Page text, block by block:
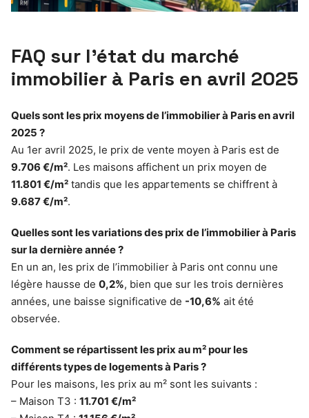
FAQ sur l’état du marché
immobilier à Paris en avril 2025
Quels sont les prix moyens de l’immobilier à Paris en avril
2025 ?
Au 1er avril 2025, le prix de vente moyen à Paris est de
9.706 €/m². Les maisons affichent un prix moyen de
11.801 €/m² tandis que les appartements se chiffrent à
9.687 €/m².
Quelles sont les variations des prix de l’immobilier à Paris
sur la dernière année ?
En un an, les prix de l’immobilier à Paris ont connu une
légère hausse de 0,2%, bien que sur les trois dernières
années, une baisse significative de -10,6% ait été
observée.
Comment se répartissent les prix au m² pour les
différents types de logements à Paris ?
Pour les maisons, les prix au m² sont les suivants :
– Maison T3 : 11.701 €/m²